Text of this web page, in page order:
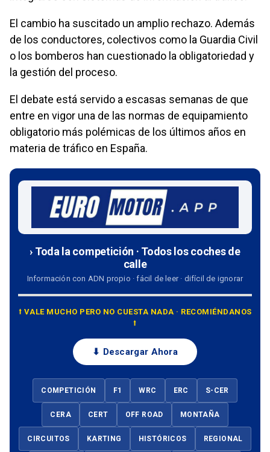
El cambio ha suscitado un amplio rechazo. Además
de los conductores, colectivos como la Guardia Civil
o los bomberos han cuestionado la obligatoriedad y
la gestión del proceso.
El debate está servido a escasas semanas de que
entre en vigor una de las normas de equipamiento
obligatorio más polémicas de los últimos años en
materia de tráfico en España.
› Toda la competición · Todos los coches de
calle
Información con ADN propio · fácil de leer · difícil de ignorar
⭡ VALE MUCHO PERO NO CUESTA NADA · RECOMIÉNDANOS
⭡
⬇ Descargar Ahora
COMPETICIÓN F1 WRC ERC S-CER
CERA CERT OFF ROAD MONTAÑA
CIRCUITOS KARTING HISTÓRICOS REGIONAL